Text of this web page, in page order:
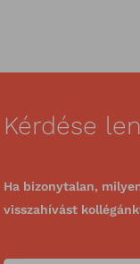
Kérdése
Ha bizonytalan,
visszahívást